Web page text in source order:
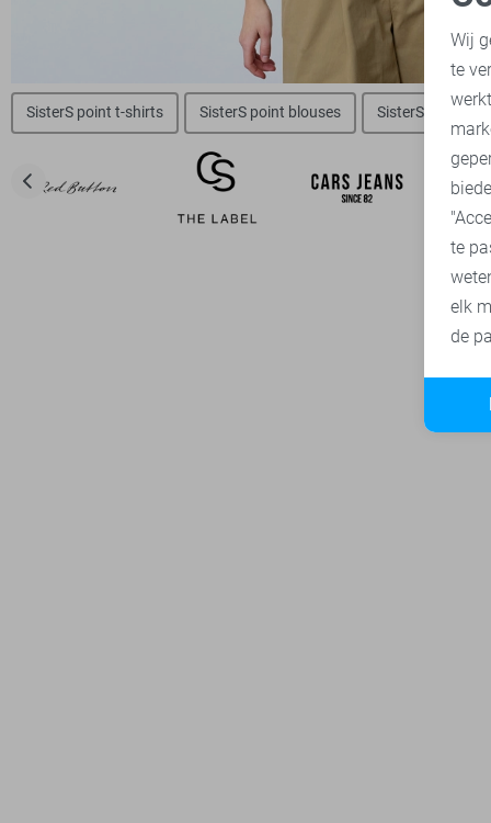
SisterS point t-shirts SisterS point blouses SisterS point
Wij
te
te
elk
de